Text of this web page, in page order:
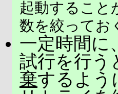
起動すること
数を絞ってお
一定時間に
試行を行う
棄するよう